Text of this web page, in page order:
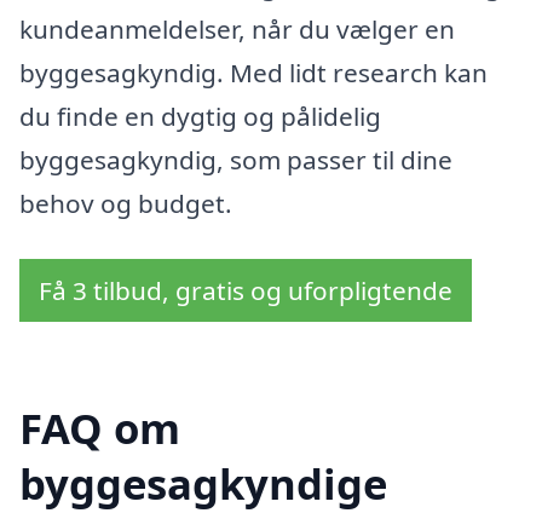
kundeanmeldelser, når du vælger en
byggesagkyndig. Med lidt research kan
du finde en dygtig og pålidelig
byggesagkyndig, som passer til dine
behov og budget.
Få 3 tilbud, gratis og uforpligtende
FAQ om
byggesagkyndige